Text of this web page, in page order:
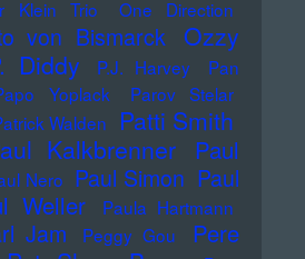
Klein Trio
One Direction
von Bismarck Ozzy
Diddy P.J. Harvey
Pan
Yoplack
Parov Stelar
Walden Patti Smith
Kalkbrenner
Paul
Nero Paul Simon Paul
Weller Paula Hartmann
Jam Peggy Gou
Pere